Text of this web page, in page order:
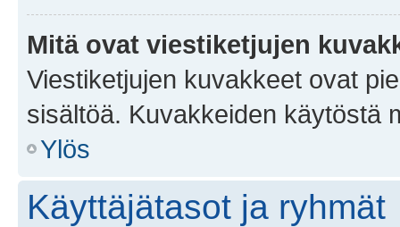
Mitä ovat viestiketjujen
Viestiketjujen kuvakkeet ovat
sisältöä. Kuvakkeiden käytöstä
Ylös
Käyttäjätasot ja ryhmät